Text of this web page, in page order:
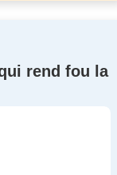
rend fou la